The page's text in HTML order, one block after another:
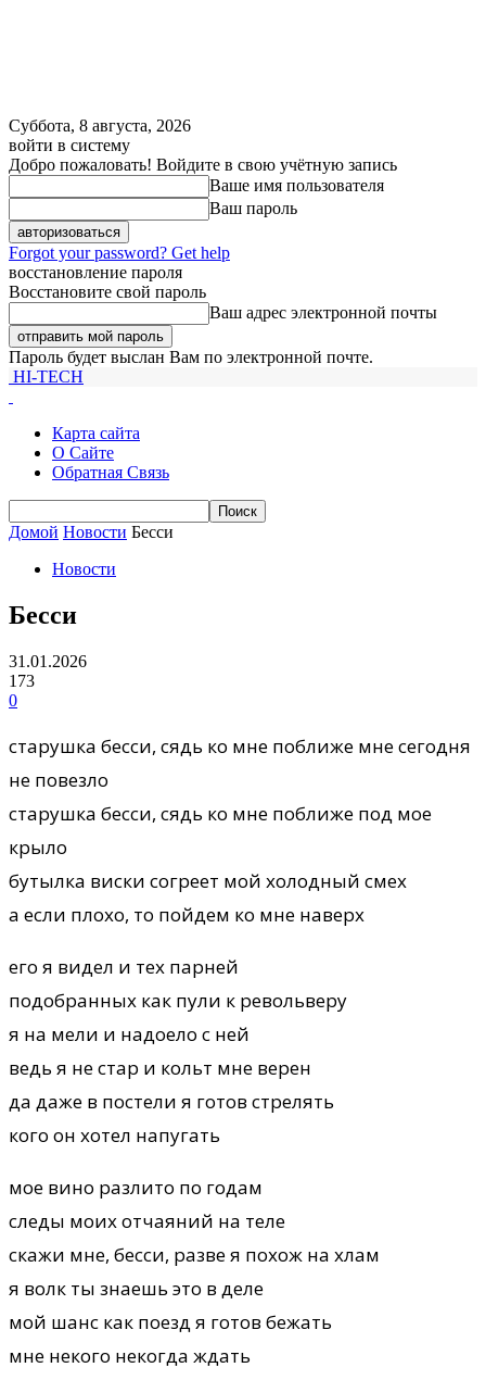
Суббота, 8 августа, 2026
войти в систему
Добро пожаловать! Войдите в свою учётную запись
Ваше имя пользователя
Ваш пароль
Forgot your password? Get help
восстановление пароля
Восстановите свой пароль
Ваш адрес электронной почты
Пароль будет выслан Вам по электронной почте.
HI-TECH
Карта сайта
О Сайте
Обратная Связь
Домой Новости Бесси
Новости
Бесси
31.01.2026
173
0
старушка бесси, сядь ко мне поближе мне сегодня
не повезло
старушка бесси, сядь ко мне поближе под мое
крыло
бутылка виски согреет мой холодный смех
а если плохо, то пойдем ко мне наверх
его я видел и тех парней
подобранных как пули к револьверу
я на мели и надоело с ней
ведь я не стар и кольт мне верен
да даже в постели я готов стрелять
кого он хотел напугать
мое вино разлито по годам
следы моих отчаяний на теле
скажи мне, бесси, разве я похож на хлам
я волк ты знаешь это в деле
мой шанс как поезд я готов бежать
мне некого некогда ждать